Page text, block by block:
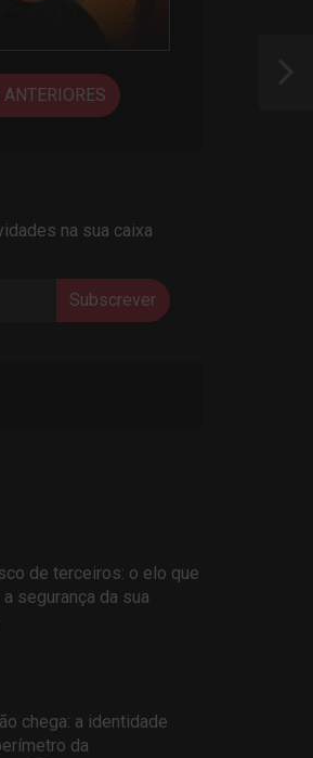
ANTERIORES
na sua caixa
Subscrever
de terceiros: o elo que
segurança da sua
chega: a identidade
da